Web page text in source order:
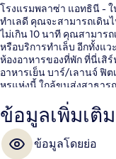
โรงแรมพลาซ่า แอทธินี - ใ
ทำเลดี คุณจะสามารถเดินไ
ไม่เกิน 10 นาที คุณสามาร
หรือบริการทำเล็บ อีกทั้งแว
ห้องอาหารของที่พัก ที่นี่เสิ
อาหารเย็น บาร์/เลานจ์ ฟิ
หรูแห่งนี้ ใกล้ขนส่งสาธาร
ข้อมูลเพิ่มเติ
ข้อมูลโดยย่อ